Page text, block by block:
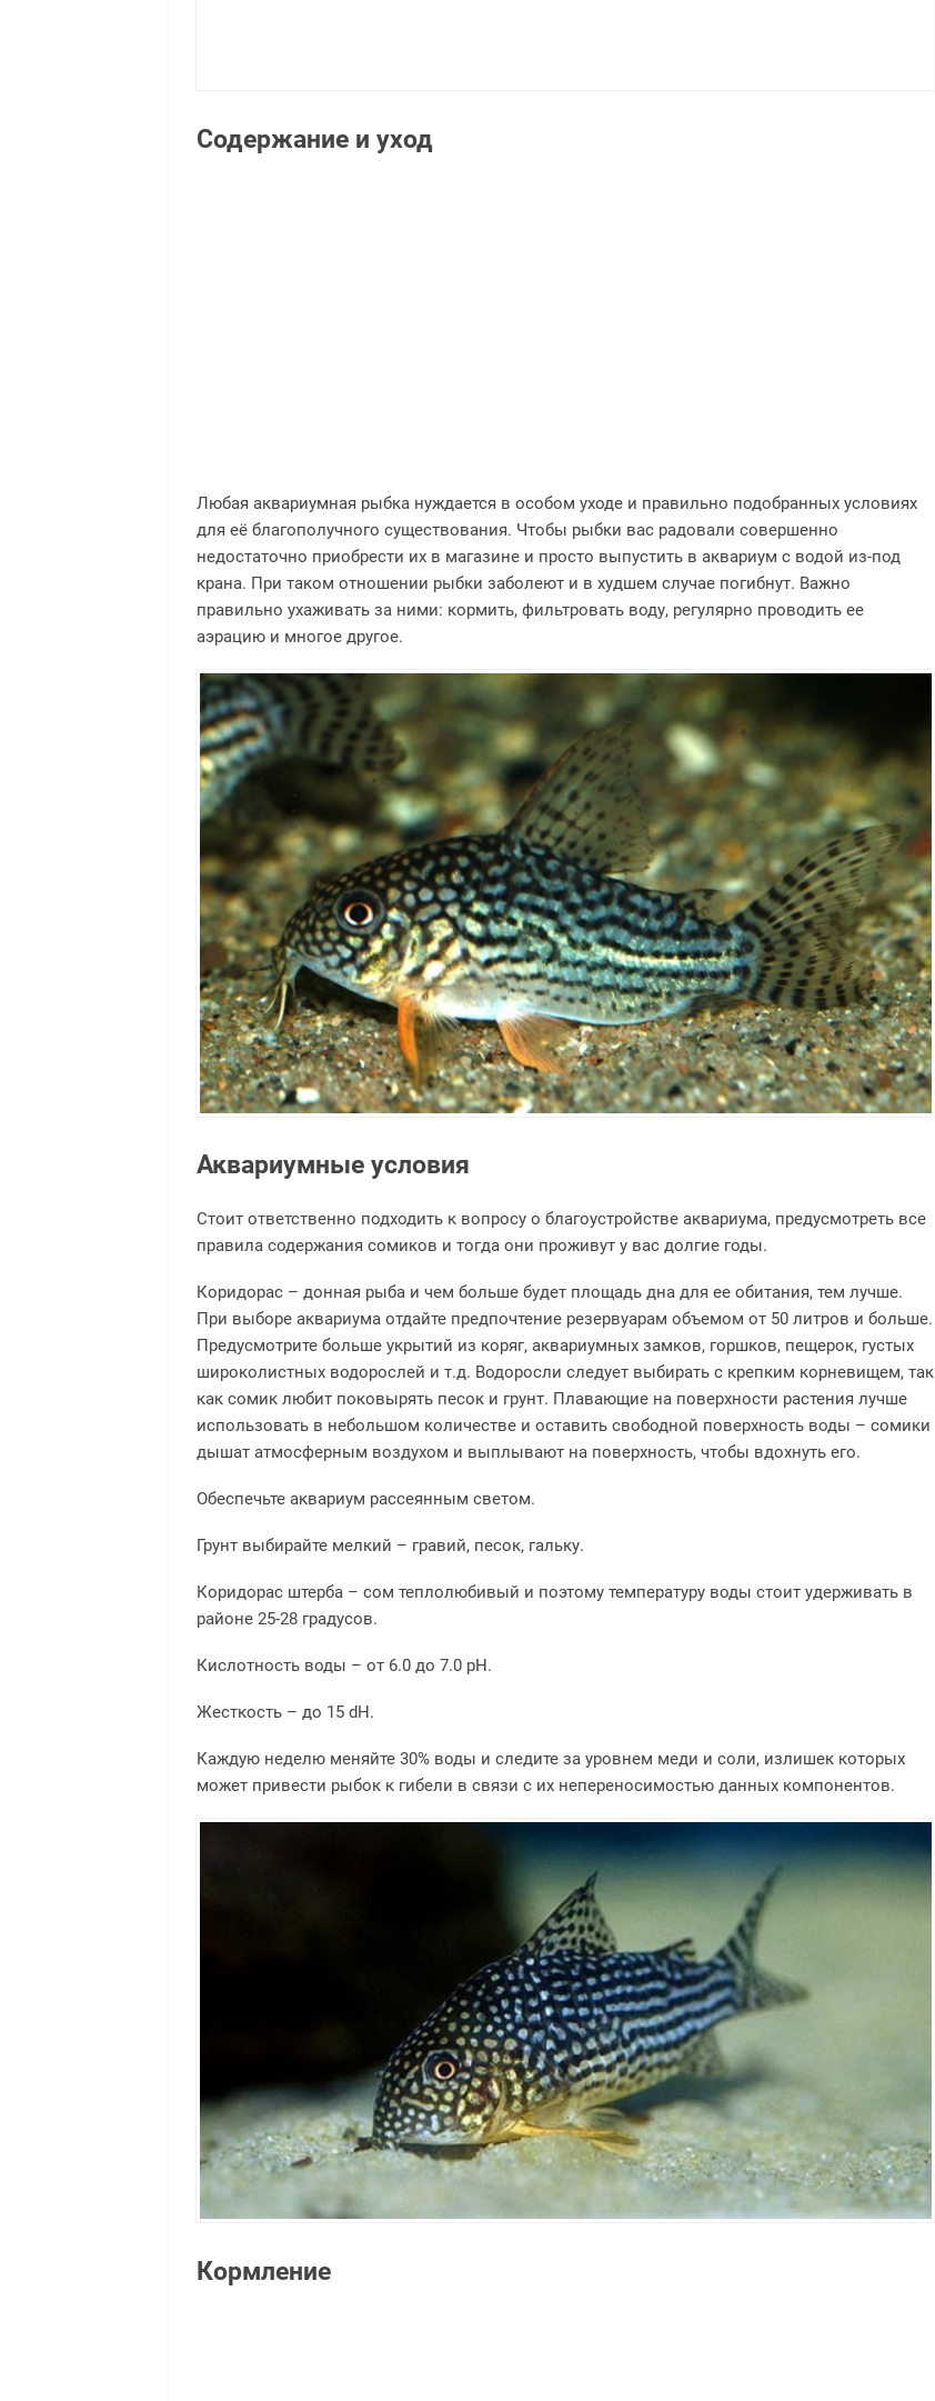
Содержание и уход
Любая аквариумная рыбка нуждается в особом уходе и правильно подобранных условиях
для её благополучного существования. Чтобы рыбки вас радовали совершенно
недостаточно приобрести их в магазине и просто выпустить в аквариум с водой из-под
крана. При таком отношении рыбки заболеют и в худшем случае погибнут. Важно
правильно ухаживать за ними: кормить, фильтровать воду, регулярно проводить ее
аэрацию и многое другое.
Аквариумные условия
Стоит ответственно подходить к вопросу о благоустройстве аквариума, предусмотреть все
правила содержания сомиков и тогда они проживут у вас долгие годы.
Коридорас – донная рыба и чем больше будет площадь дна для ее обитания, тем лучше.
При выборе аквариума отдайте предпочтение резервуарам объемом от 50 литров и больше.
Предусмотрите больше укрытий из коряг, аквариумных замков, горшков, пещерок, густых
широколистных водорослей и т.д. Водоросли следует выбирать с крепким корневищем, так
как сомик любит поковырять песок и грунт. Плавающие на поверхности растения лучше
использовать в небольшом количестве и оставить свободной поверхность воды – сомики
дышат атмосферным воздухом и выплывают на поверхность, чтобы вдохнуть его.
Обеспечьте аквариум рассеянным светом.
Грунт выбирайте мелкий – гравий, песок, гальку.
Коридорас штерба – сом теплолюбивый и поэтому температуру воды стоит удерживать в
районе 25-28 градусов.
Кислотность воды – от 6.0 до 7.0 pH.
Жесткость – до 15 dH.
Каждую неделю меняйте 30% воды и следите за уровнем меди и соли, излишек которых
может привести рыбок к гибели в связи с их непереносимостью данных компонентов.
Кормление